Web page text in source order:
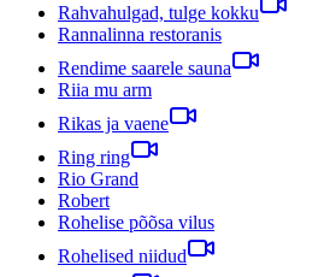
Rahvahulgad, tulge kokku
Rannalinna restoranis
Rendime saarele sauna
Riia mu arm
Rikas ja vaene
Ring ring
Rio Grand
Robert
Rohelise põõsa vilus
Rohelised niidud